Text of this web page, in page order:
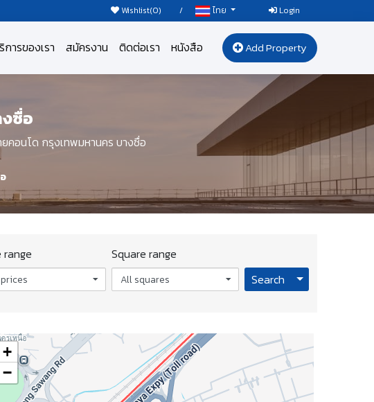
Wishlist(0) / ไทย Login
การของเรา สมัครงาน ติดต่อเรา หนังสือ Add Property
ซื่อ
คอนโด กรุงเทพมหานคร บางซื่อ
range Square range
All squares Search Toggle
+
−